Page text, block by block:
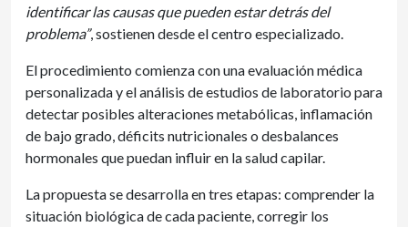
identificar las causas que pueden estar detrás del
problema”, sostienen desde el centro especializado.
El procedimiento comienza con una evaluación médica
personalizada y el análisis de estudios de laboratorio para
detectar posibles alteraciones metabólicas, inflamación
de bajo grado, déficits nutricionales o desbalances
hormonales que puedan influir en la salud capilar.
La propuesta se desarrolla en tres etapas: comprender la
situación biológica de cada paciente, corregir los